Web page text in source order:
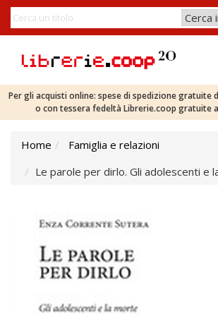
Per gli acquisti online: spese di spedizione gratuite
o con tessera fedeltà Librerie.coop gratuite
Home
Famiglia e relazioni
Le parole per dirlo. Gli adolescenti e